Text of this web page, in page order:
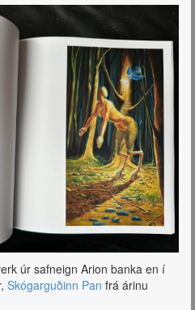
úr safneign Arion banka en í
Skógarguðinn Pan frá árinu